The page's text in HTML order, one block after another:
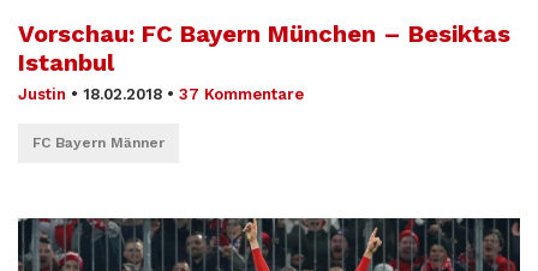
Vorschau: FC Bayern München – Besiktas
Istanbul
Justin • 18.02.2018 • 37 Kommentare
FC Bayern Männer